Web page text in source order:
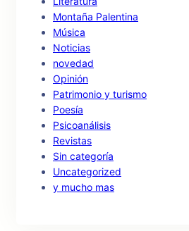
Montaña Palentina
Música
Noticias
novedad
Opinión
Patrimonio y turismo
Poesía
Psicoanálisis
Revistas
Sin categoría
Uncategorized
y mucho mas